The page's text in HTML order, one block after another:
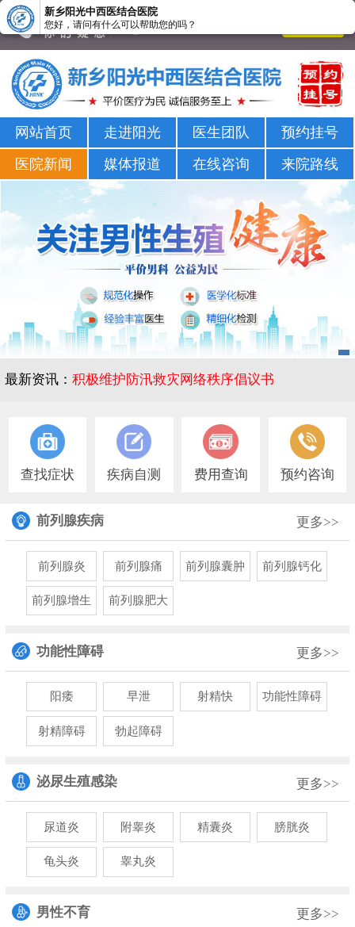
新乡男科医院-新乡市正规男科医院-新乡阳光男科医院
网站首页 走进阳光 医生团队
预约挂号
医院新闻
媒体报道 在线咨询 来院路线
最新资讯： 积极维护防汛救灾网络秩序倡议书
查找症状 疾病自测 费用查询 预约咨询
前列腺疾病 更多>>
前列腺炎 前列腺痛 前列腺囊肿 前列腺钙化
前列腺增生 前列腺肥大
功能性障碍 更多>>
阳痿 早泄 射精快 功能性障碍
射精障碍 勃起障碍
泌尿生殖感染 更多>>
尿道炎 附睾炎 精囊炎 膀胱炎
龟头炎 睾丸炎
男性不育 更多>>
新乡阳光中西医结合医院
您好，请问有什么可以帮助您的吗？